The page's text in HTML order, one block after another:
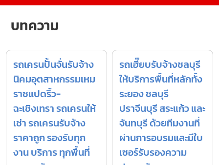
บทความ
รถเครนปั้นจั่นรับจ้าง
นิคมอุตสาหกรรมเหม
ราชแปดริ้ว-
ฉะเชิงเทรา รถเครนให้
เช่า รถเครนรับจ้าง
ราคาถูก รองรับทุก
งาน บริการ ทุกพื้นที่
รถเฮี๊ยบรับจ้างชลบุรี
ให้บริการพื้นที่หลักทั้ง
ระยอง ชลบุรี
ปราจีนบุรี สระแก้ว และ
จันทบุรี ด้วยทีมงานที่
ผ่านการอบรมและมีใบ
เซอร์รับรองความ